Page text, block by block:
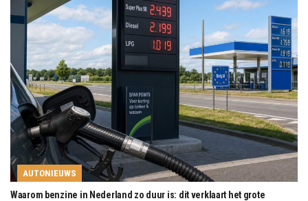
AUTONIEUWS
Waarom benzine in Nederland zo duur is: dit verklaart het grote